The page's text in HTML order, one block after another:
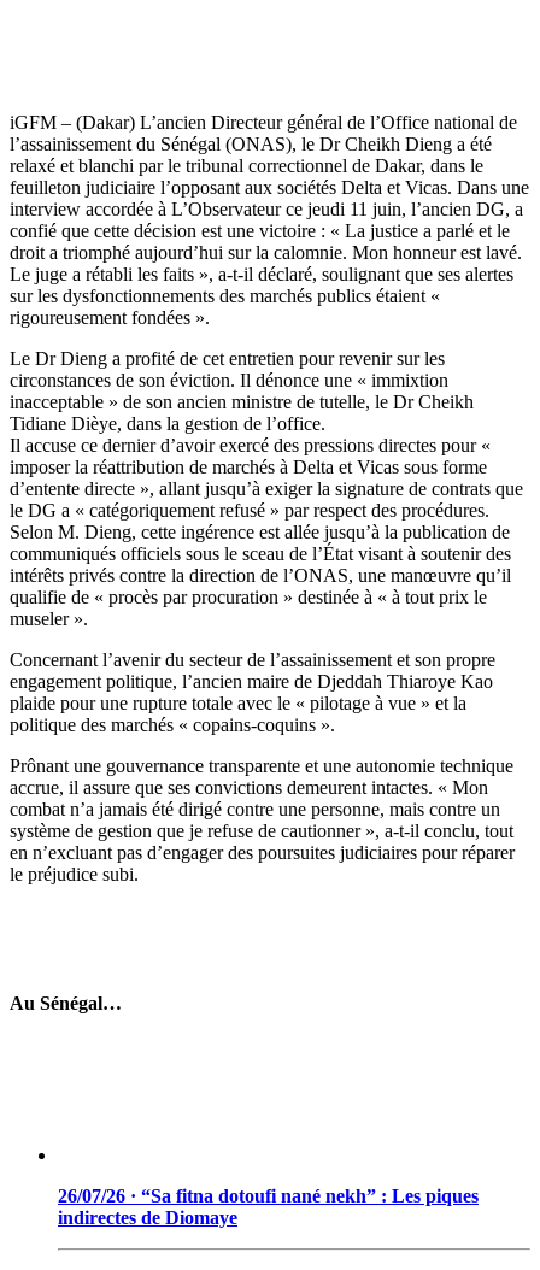
iGFM – (Dakar) L’ancien Directeur général de l’Office national de
l’assainissement du Sénégal (ONAS), le Dr Cheikh Dieng a été
relaxé et blanchi par le tribunal correctionnel de Dakar, dans le
feuilleton judiciaire l’opposant aux sociétés Delta et Vicas. Dans une
interview accordée à L’Observateur ce jeudi 11 juin, l’ancien DG, a
confié que cette décision est une victoire : « La justice a parlé et le
droit a triomphé aujourd’hui sur la calomnie. Mon honneur est lavé.
Le juge a rétabli les faits », a-t-il déclaré, soulignant que ses alertes
sur les dysfonctionnements des marchés publics étaient «
rigoureusement fondées ».
Le Dr Dieng a profité de cet entretien pour revenir sur les
circonstances de son éviction. Il dénonce une « immixtion
inacceptable » de son ancien ministre de tutelle, le Dr Cheikh
Tidiane Dièye, dans la gestion de l’office.
Il accuse ce dernier d’avoir exercé des pressions directes pour «
imposer la réattribution de marchés à Delta et Vicas sous forme
d’entente directe », allant jusqu’à exiger la signature de contrats que
le DG a « catégoriquement refusé » par respect des procédures.
Selon M. Dieng, cette ingérence est allée jusqu’à la publication de
communiqués officiels sous le sceau de l’État visant à soutenir des
intérêts privés contre la direction de l’ONAS, une manœuvre qu’il
qualifie de « procès par procuration » destinée à « à tout prix le
museler ».
Concernant l’avenir du secteur de l’assainissement et son propre
engagement politique, l’ancien maire de Djeddah Thiaroye Kao
plaide pour une rupture totale avec le « pilotage à vue » et la
politique des marchés « copains-coquins ».
Prônant une gouvernance transparente et une autonomie technique
accrue, il assure que ses convictions demeurent intactes. « Mon
combat n’a jamais été dirigé contre une personne, mais contre un
système de gestion que je refuse de cautionner », a-t-il conclu, tout
en n’excluant pas d’engager des poursuites judiciaires pour réparer
le préjudice subi.
Au Sénégal…
26/07/26 · “Sa fitna dotoufi nané nekh” : Les piques
indirectes de Diomaye